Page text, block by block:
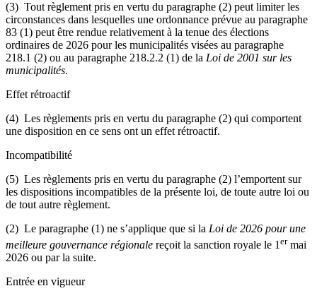
(3) Tout règlement pris en vertu du paragraphe (2) peut limiter les
circonstances dans lesquelles une ordonnance prévue au paragraphe
83 (1) peut être rendue relativement à la tenue des élections
ordinaires de 2026 pour les municipalités visées au paragraphe
218.1 (2) ou au paragraphe 218.2.2 (1) de la Loi de 2001 sur les
municipalités.
Effet rétroactif
(4) Les règlements pris en vertu du paragraphe (2) qui comportent
une disposition en ce sens ont un effet rétroactif.
Incompatibilité
(5) Les règlements pris en vertu du paragraphe (2) l’emportent sur
les dispositions incompatibles de la présente loi, de toute autre loi ou
de tout autre règlement.
(2) Le paragraphe (1) ne s’applique que si la Loi de 2026 pour une
meilleure gouvernance régionale reçoit la sanction royale le 1 ermai
2026 ou par la suite.
Entrée en vigueur